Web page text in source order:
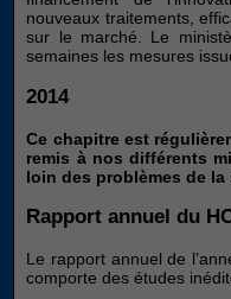
nouveaux traitements,
sur le marché. Le
semaines les mesures
2014
Ce chapitre est
remis à nos différents
loin des problèmes de la
Rapport annuel du
Le rapport annuel de
comporte des études